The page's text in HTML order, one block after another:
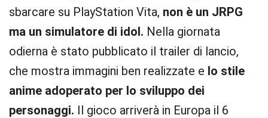
sbarcare su PlayStation Vita, non è un JRPG
ma un simulatore di idol. Nella giornata
odierna è stato pubblicato il trailer di lancio,
che mostra immagini ben realizzate e lo stile
anime adoperato per lo sviluppo dei
personaggi. Il gioco arriverà in Europa il 6